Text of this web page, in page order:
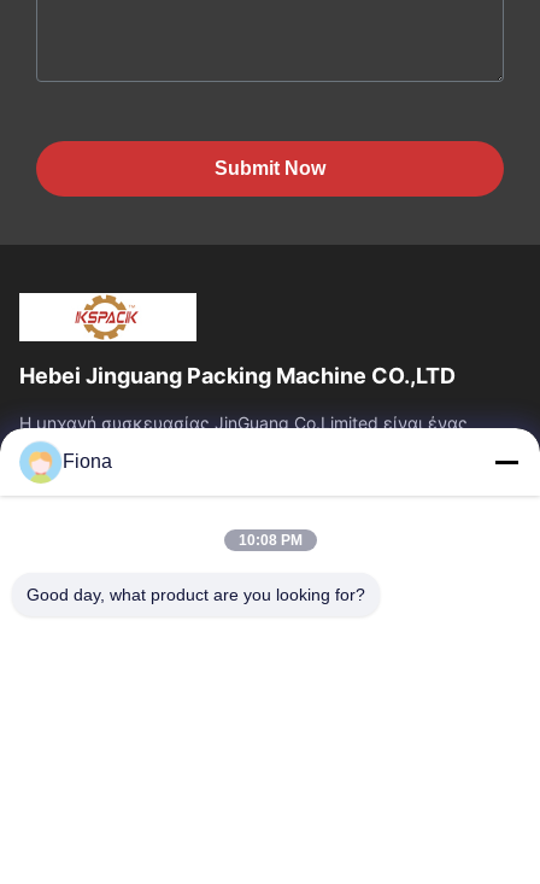
Submit Now
Hebei Jinguang Packing Machine CO.,LTD
Η μηχανή συσκευασίας JinGuang Co.Limited είναι ένας
επαγγελματικός ζαρωμένος εξοπλισμός εκτύπωσης
χαρτοκιβωτίων και σχετικά μηχανήματα για την...
Γρήγοροι Σύνδεσμοι
Προϊόντα
Περίπου Εμείς
Γύρος Εργοστασίων
Fiona
10:08 PM
Good day, what product are you looking for?